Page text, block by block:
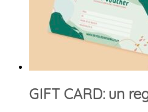
GIFT CARD: un